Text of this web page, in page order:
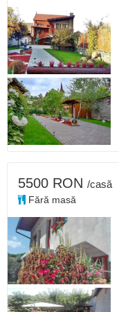
5500 RON /casă
Fără masă